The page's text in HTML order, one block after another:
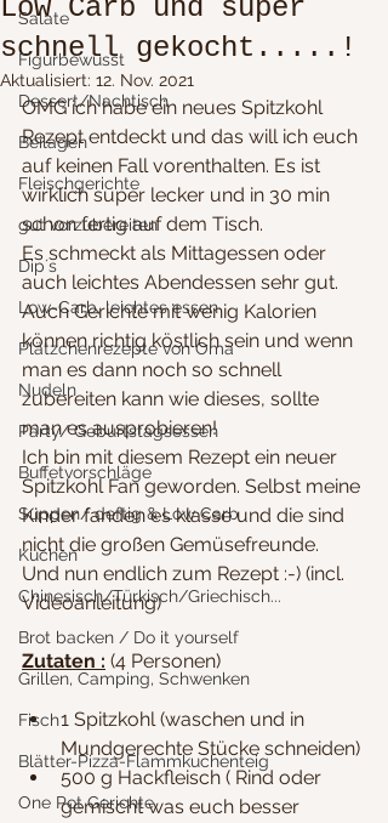
Salate
Figurbewusst
Dessert/Nachtisch
Beilagen
Fleischgerichte
gut vorzubereiten
Dip´s
Low-Carb, leichtes essen
Plätzchenrezepte von Oma
Nudeln
Party/ Geburtstagsessen
Buffetvorschläge
Suppen/ deftig & Low Carb
Kuchen
Chinesisch/Türkisch/Griechisch...
Brot backen / Do it yourself
Grillen, Camping, Schwenken
Fisch
Blätter-Pizza-Flammkuchenteig
One Pot Gerichte
Low Carb und super
schnell gekocht.....!
Aktualisiert: 12. Nov. 2021
OMG ich habe ein neues Spitzkohl
Rezept entdeckt und das will ich euch
auf keinen Fall vorenthalten. Es ist
wirklich super lecker und in 30 min
schon fertig auf dem Tisch.
Es schmeckt als Mittagessen oder
auch leichtes Abendessen sehr gut.
Auch Gerichte mit wenig Kalorien
können richtig köstlich sein und wenn
man es dann noch so schnell
zubereiten kann wie dieses, sollte
man es ausprobieren!
Ich bin mit diesem Rezept ein neuer
Spitzkohl Fan geworden. Selbst meine
Kinder fanden es klasse und die sind
nicht die großen Gemüsefreunde.
Und nun endlich zum Rezept :-) (incl.
Videoanleitung)
Zutaten : (4 Personen)
1 Spitzkohl (waschen und in
Mundgerechte Stücke schneiden)
500 g Hackfleisch ( Rind oder
gemischt was euch besser